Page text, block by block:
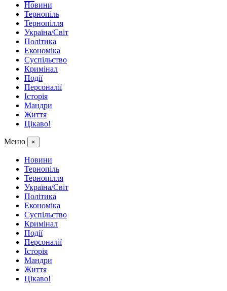
Новини
Тернопіль
Тернопілля
Україна/Світ
Політика
Економіка
Суспільство
Кримінал
Події
Персоналії
Історія
Мандри
Життя
Цікаво!
Меню ×
Новини
Тернопіль
Тернопілля
Україна/Світ
Політика
Економіка
Суспільство
Кримінал
Події
Персоналії
Історія
Мандри
Життя
Цікаво!